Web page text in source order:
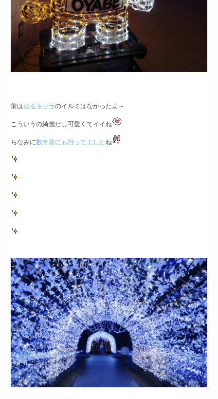
前はゆるキャラのイルミはなかったよ～
こういうの綺麗だし可愛くてイイね
ちなみに数年前にも行ってました ね